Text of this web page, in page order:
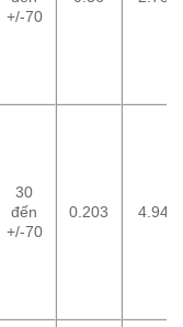
+/-70
30
đến
+/-70
0.203 4.94